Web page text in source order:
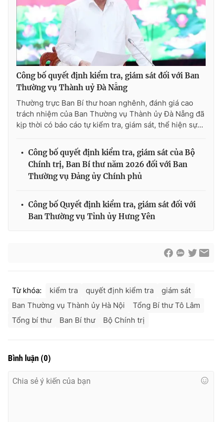
Công bố quyết định kiểm tra, giám sát đối với Ban
Thường vụ Thành uỷ Đà Nẵng
Thường trực Ban Bí thư hoan nghênh, đánh giá cao
trách nhiệm của Ban Thường vụ Thành ủy Đà Nẵng đã
kịp thời có báo cáo tự kiểm tra, giám sát, thể hiện sự...
Công bố quyết định kiểm tra, giám sát của Bộ
Chính trị, Ban Bí thư năm 2026 đối với Ban
Thường vụ Đảng ủy Chính phủ
Công bố Quyết định kiểm tra, giám sát đối với
Ban Thường vụ Tỉnh ủy Hưng Yên
Từ khóa: kiểm tra quyết định kiểm tra
giám sát
Ban Thường vụ Thành ủy Hà Nội
Tổng Bí thư Tô Lâm
Tổng bí thư
Ban Bí thư Bộ Chính trị
Bình luận (0)